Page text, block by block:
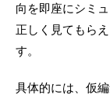
向を即座にシミ
正しく見てもら
す。
具体的には、仮